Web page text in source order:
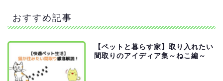
おすすめ記事
【ペットと暮らす家】取り入れたい
間取りのアイディア集～ねこ編～